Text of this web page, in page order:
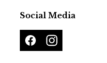
Social Media